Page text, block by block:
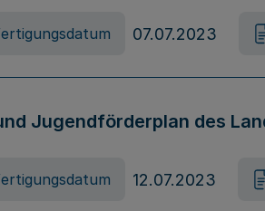
07.07.2023
Jugendförderplan des
12.07.2023